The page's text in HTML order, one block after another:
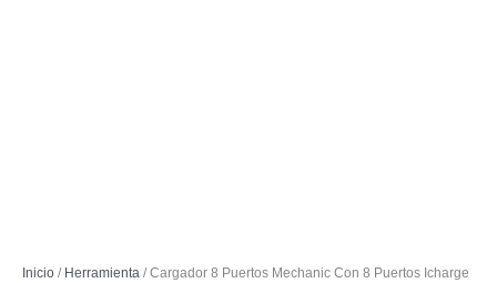
Inicio / Herramienta / Cargador 8 Puertos Mechanic Con 8 Puertos Icharge